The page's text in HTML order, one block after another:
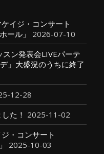
イジ・コンサート
ール」
2026-07-10
スン発表会LIVEパーテ
」大盛況のうちに終了
12-28
た！ 2025-11-02
・コンサート
2025-10-03